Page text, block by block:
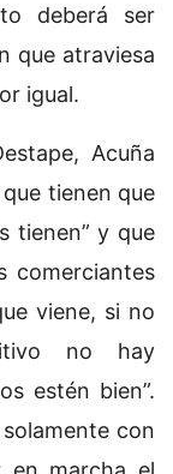
deberá ser
que atraviesa
igual.
Acuña
tienen que
tienen” y que
comerciantes
viene, si no
no hay
estén bien”.
con